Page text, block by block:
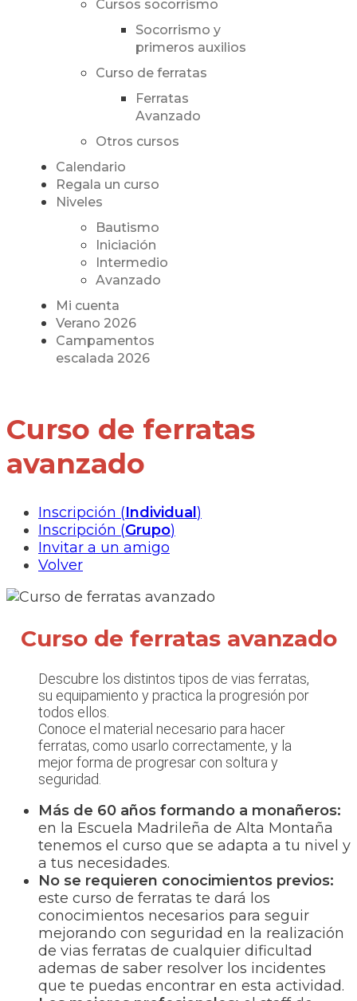
Cursos socorrismo
Socorrismo y
primeros auxilios
Curso de ferratas
Ferratas
Avanzado
Otros cursos
Calendario
Regala un curso
Niveles
Bautismo
Iniciación
Intermedio
Avanzado
Mi cuenta
Verano 2026
Campamentos
escalada 2026
Curso de ferratas
avanzado
Inscripción (Individual)
Inscripción (Grupo)
Invitar a un amigo
Volver
Curso de ferratas avanzado
Descubre los distintos tipos de vias ferratas,
su equipamiento y practica la progresión por
todos ellos.
Conoce el material necesario para hacer
ferratas, como usarlo correctamente, y la
mejor forma de progresar con soltura y
seguridad.
Más de 60 años formando a monañeros:
en la Escuela Madrileña de Alta Montaña
tenemos el curso que se adapta a tu nivel y
a tus necesidades.
No se requieren conocimientos previos:
este curso de ferratas te dará los
conocimientos necesarios para seguir
mejorando con seguridad en la realización
de vias ferratas de cualquier dificultad
ademas de saber resolver los incidentes
que te puedas encontrar en esta actividad.